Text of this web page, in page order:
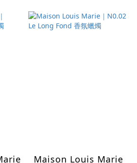
Maison Louis Marie